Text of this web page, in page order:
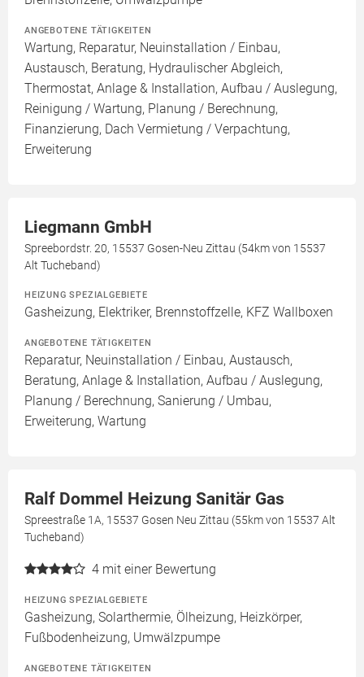
ANGEBOTENE TÄTIGKEITEN
Wartung, Reparatur, Neuinstallation / Einbau,
Austausch, Beratung, Hydraulischer Abgleich,
Thermostat, Anlage & Installation, Aufbau / Auslegung,
Reinigung / Wartung, Planung / Berechnung,
Finanzierung, Dach Vermietung / Verpachtung,
Erweiterung
Liegmann GmbH
Spreebordstr. 20, 15537 Gosen-Neu Zittau (54km von 15537
Alt Tucheband)
HEIZUNG SPEZIALGEBIETE
Gasheizung, Elektriker, Brennstoffzelle, KFZ Wallboxen
ANGEBOTENE TÄTIGKEITEN
Reparatur, Neuinstallation / Einbau, Austausch,
Beratung, Anlage & Installation, Aufbau / Auslegung,
Planung / Berechnung, Sanierung / Umbau,
Erweiterung, Wartung
Ralf Dommel Heizung Sanitär Gas
Spreestraße 1A, 15537 Gosen Neu Zittau (55km von 15537 Alt
Tucheband)
4 mit einer Bewertung
HEIZUNG SPEZIALGEBIETE
Gasheizung, Solarthermie, Ölheizung, Heizkörper,
Fußbodenheizung, Umwälzpumpe
ANGEBOTENE TÄTIGKEITEN